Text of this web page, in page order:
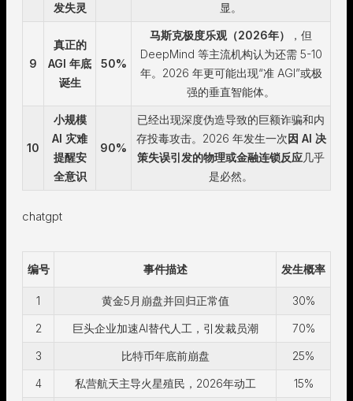
发失灵
显。
9
真正的
AGI 年底
诞生
50%
马斯克极度乐观（2026年）
，但
DeepMind 等主流机构认为还需 5-10
年。2026 年更可能出现“准 AGI”或极
强的垂直智能体。
10
小规模
AI 灾难
提醒安
全意识
90%
已经出现深度伪造导致的巨额诈骗和内
存投毒攻击。2026 年发生一次因 AI 决
策失误引发的物理或金融连锁反应几乎
是必然。
chatgpt
编号 事件描述 发生概率
1 黄金5月崩盘并回归正常值 30%
2 巨头企业加速AI替代人工，引发裁员潮 70%
3 比特币年底前崩盘 25%
4 私营航天主导火星殖民，2026年动工 15%